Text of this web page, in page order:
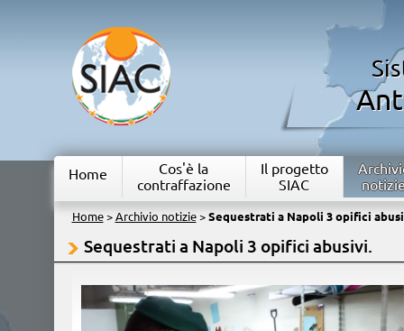
Home
Cos'è la
contraffazione
Il progetto
SIAC
Home> Archivio notizie> Sequestrati a Napoli 3 opifici
Sequestrati a Napoli 3 opifici abusivi.